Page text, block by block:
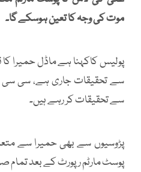
موت کی وجہ کا تعین ہوسکے گا۔
پولیس کاکہنا ہے ماڈل حمیرا
سے تحقیقات جاری ہے، سی سی
سے تحقیقات کر رہے ہیں۔
پڑوسیوں سے بھی حمیرا سے
پوسٹ مارٹم رپورٹ کے بعد تمام